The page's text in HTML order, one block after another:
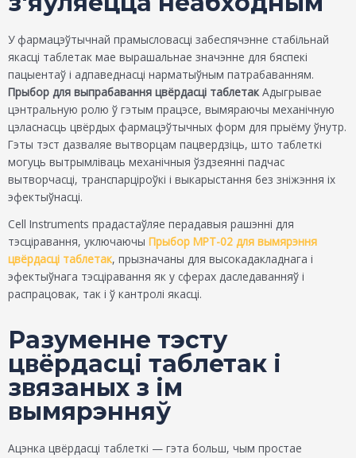
У фармацэўтычнай прамысловасці забеспячэнне стабільнай
якасці таблетак мае вырашальнае значэнне для бяспекі
пацыентаў і адпаведнасці нарматыўным патрабаванням.
Прыбор для выпрабавання цвёрдасці таблетак Адыгрывае
цэнтральную ролю ў гэтым працэсе, вымяраючы механічную
цэласнасць цвёрдых фармацэўтычных форм для прыёму ўнутр.
Гэты тэст дазваляе вытворцам пацвердзіць, што таблеткі
могуць вытрымліваць механічныя ўздзеянні падчас
вытворчасці, транспарціроўкі і выкарыстання без зніжэння іх
эфектыўнасці.
Cell Instruments прадастаўляе перадавыя рашэнні для
тэсціравання, уключаючы Прыбор MPT-02 для вымярэння
цвёрдасці таблетак, прызначаны для высокадакладнага і
эфектыўнага тэсціравання як у сферах даследаванняў і
распрацовак, так і ў кантролі якасці.
Разуменне тэсту
цвёрдасці таблетак і
звязаных з ім
вымярэнняў
Ацэнка цвёрдасці таблеткі — гэта больш, чым простае